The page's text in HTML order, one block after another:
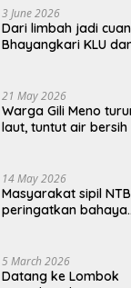
3 June 2026
Dari limbah jadi
Bhayangkari KLU
ECOSA 18UU
21 May 2026
Warga Gili Meno
laut, tuntut air bersih
14 May 2026
Masyarakat sipil NTB
peringatkan bahaya
jangan korbankan
lingkungan dan warga
5 March 2026
Datang ke Lombok